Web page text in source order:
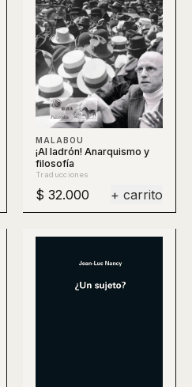
MALABOU
¡Al ladrón! Anarquismo y
filosofía
Traducciones
$ 32.000 + carrito